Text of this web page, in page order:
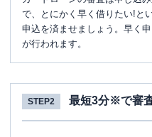
で、とにかく早く借りたい!と
申込を済ませましょう。早く
が行われます。
STEP2 最短3分※で審